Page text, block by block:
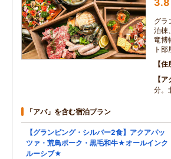
3.8
グラ
泊棟
竜博
ト部
住
ア
分。
「アパ」を含む宿泊プラン
【グランピング・シルバー2食】アクアパッ
ツァ・荒鳥ポーク・黒毛和牛★オールインク
ルーシブ★